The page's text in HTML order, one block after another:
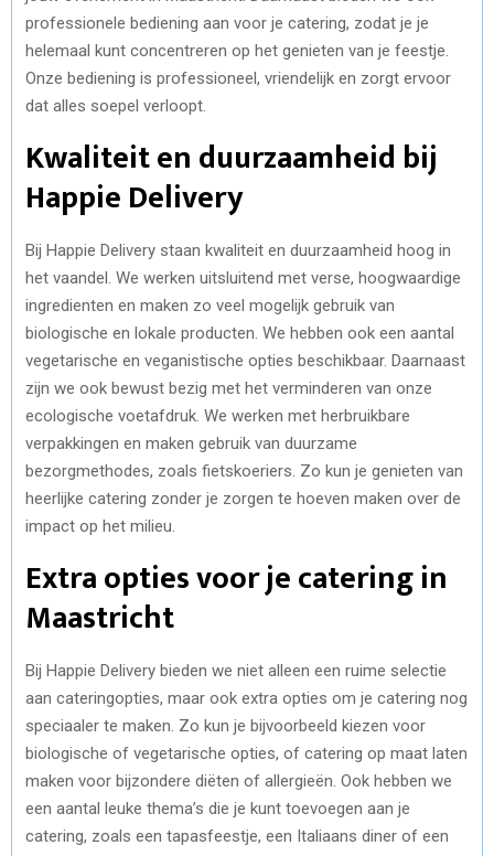
professionele bediening aan voor je catering, zodat je je
helemaal kunt concentreren op het genieten van je feestje.
Onze bediening is professioneel, vriendelijk en zorgt ervoor
dat alles soepel verloopt.
Kwaliteit en duurzaamheid bij
Happie Delivery
Bij Happie Delivery staan kwaliteit en duurzaamheid hoog in
het vaandel. We werken uitsluitend met verse, hoogwaardige
ingredienten en maken zo veel mogelijk gebruik van
biologische en lokale producten. We hebben ook een aantal
vegetarische en veganistische opties beschikbaar. Daarnaast
zijn we ook bewust bezig met het verminderen van onze
ecologische voetafdruk. We werken met herbruikbare
verpakkingen en maken gebruik van duurzame
bezorgmethodes, zoals fietskoeriers. Zo kun je genieten van
heerlijke catering zonder je zorgen te hoeven maken over de
impact op het milieu.
Extra opties voor je catering in
Maastricht
Bij Happie Delivery bieden we niet alleen een ruime selectie
aan cateringopties, maar ook extra opties om je catering nog
speciaaler te maken. Zo kun je bijvoorbeeld kiezen voor
biologische of vegetarische opties, of catering op maat laten
maken voor bijzondere diëten of allergieën. Ook hebben we
een aantal leuke thema’s die je kunt toevoegen aan je
catering, zoals een tapasfeestje, een Italiaans diner of een